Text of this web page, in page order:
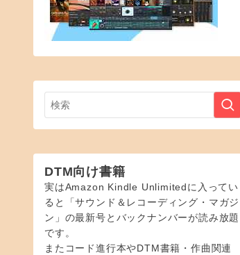
DTM向け書籍
実はAmazon Kindle Unlimitedに入ってい
ると「サウンド＆レコーディング・マガジ
ン」の最新号とバックナンバーが読み放題
です。
またコード進行本やDTM書籍・作曲関連